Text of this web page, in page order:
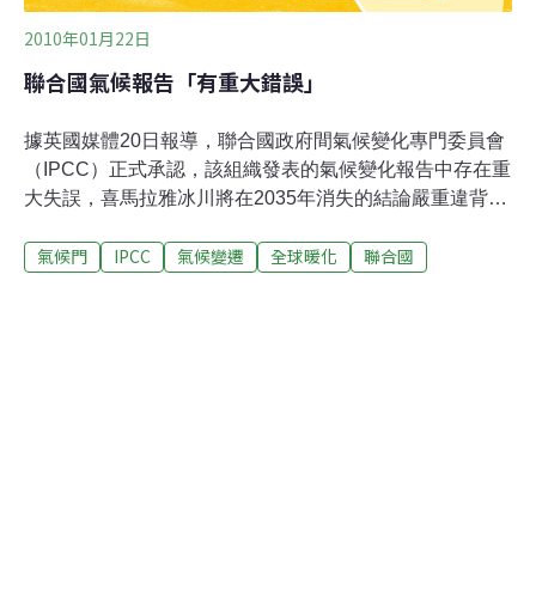
2010年01月22日
聯合國氣候報告「有重大錯誤」
據英國媒體20日報導，聯合國政府間氣候變化專門委員會
（IPCC）正式承認，該組織發表的氣候變化報告中存在重
大失誤，喜馬拉雅冰川將在2035年消失的結論嚴重違背事
Ypersele的話稱，他們2007年發表的「第四次評估報告」
氣候門 IPCC 氣候變遷 全球暖化 聯合國